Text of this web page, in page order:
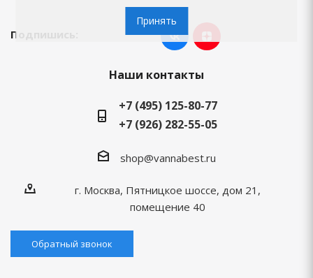
Подпишись:
Наши контакты
+7 (495) 125-80-77
+7 (926) 282-55-05
shop@vannabest.ru
г. Москва, Пятницкое шоссе, дом 21,
помещение 40
Обратный звонок
Принять